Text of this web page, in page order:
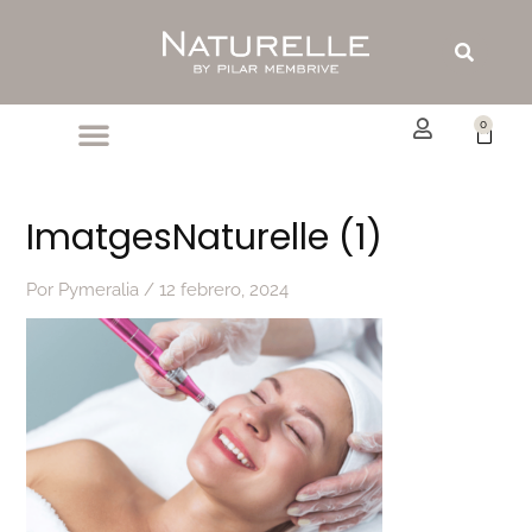
Buscar
0
ImatgesNaturelle (1)
Por Pymeralia /12 febrero, 2024